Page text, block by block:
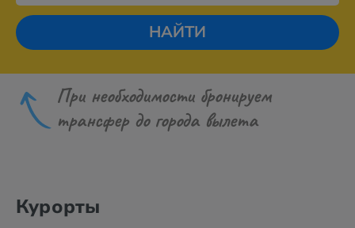
НАЙТИ
При необходимости бронируем
трансфер до города вылета
Курорты